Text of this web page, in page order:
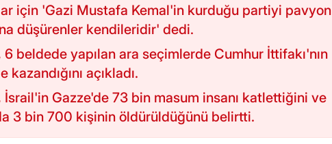
için 'Gazi Mustafa Kemal'in kurduğu partiyi pavyon
düşürenler kendileridir' dedi.
6 beldede yapılan ara seçimlerde Cumhur İttifakı'nın
kazandığını açıkladı.
İsrail'in Gazze'de 73 bin masum insanı katlettiğini ve
3 bin 700 kişinin öldürüldüğünü belirtti.